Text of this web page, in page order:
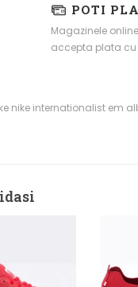
POTI
Magazinele
accepta plata
nike internationalist em